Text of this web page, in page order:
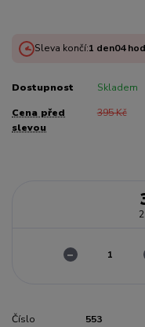
Sleva končí:1 den04hod
Dostupnost Skladem
Cena před
slevou
395 Kč
Číslo
553